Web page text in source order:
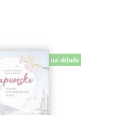
na sklade